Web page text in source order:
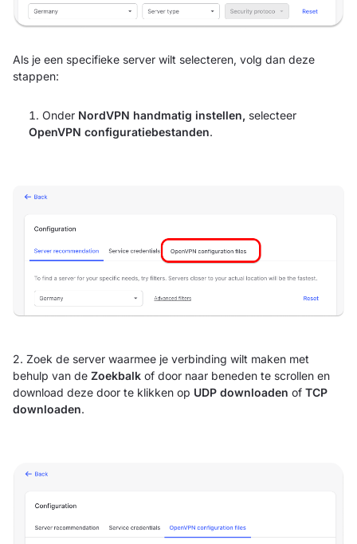
Als je een specifieke server wilt selecteren, volg dan deze
stappen:
Onder NordVPN handmatig instellen, selecteer
OpenVPN configuratiebestanden.
2. Zoek de server waarmee je verbinding wilt maken met
behulp van de Zoekbalk of door naar beneden te scrollen en
download deze door te klikken op UDP downloaden of TCP
downloaden.